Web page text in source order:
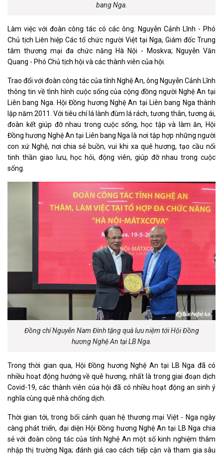
bang Nga.
Làm việc với đoàn công tác có các ông: Nguyễn Cảnh Lĩnh - Phó
Chủ tịch Liên hiệp Các tổ chức người Việt tại Nga, Giám đốc Trung
tâm thương mại đa chức năng Hà Nội - Moskva; Nguyễn Văn
Quang - Phó Chủ tịch hội và các thành viên của hội.
Trao đổi với đoàn công tác của tỉnh Nghệ An, ông Nguyễn Cảnh Lĩnh
thông tin về tình hình cuộc sống của cộng đồng người Nghệ An tại
Liên bang Nga. Hội Đồng hương Nghệ An tại Liên bang Nga thành
lập năm 2011. Với tiêu chí lá lành đùm lá rách, tương thân, tương ái,
đoàn kết giúp đỡ nhau trong cuộc sống, học tập và làm ăn, Hội
Đồng hương Nghệ An tại Liên bang Nga là nơi tập hợp những người
con xứ Nghệ, nơi chia sẻ buồn, vui khi xa quê hương, tạo cầu nối
tinh thần giao lưu, học hỏi, động viên, giúp đỡ nhau trong cuộc
sống.
Đồng chí Nguyễn Nam Đình tặng quà lưu niệm tới Hội Đồng
hương Nghệ An tại LB Nga.
Trong thời gian qua, Hội Đồng hương Nghệ An tại LB Nga đã có
nhiều hoạt động hướng về quê hương, nhất là trong giai đoạn dịch
Covid-19, các thành viên của hội đã có nhiều hoạt động an sinh ý
nghĩa cùng quê nhà chống dịch.
Thời gian tới, trong bối cảnh quan hệ thương mại Việt - Nga ngày
càng phát triển, đại diện Hội Đồng hương Nghệ An tại LB Nga chia
sẻ với đoàn công tác của tỉnh Nghệ An một số kinh nghiệm thâm
nhập thị trường Nga; đánh giá cao cách tiếp cận và tham gia sâu